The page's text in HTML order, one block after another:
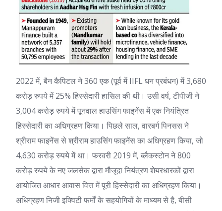
2022 में, बैन कैपिटल ने 360 एक (पूर्व में IIFL धन प्रबंधन) में 3,680
करोड़ रुपये में 25% हिस्सेदारी हासिल की थी। उसी वर्ष, टीपीजी ने
3,004 करोड़ रुपये में पूनवाल हाउसिंग फाइनेंस में एक नियंत्रित
हिस्सेदारी का अधिग्रहण किया। पिछले साल, वारबर्ग पिनसस ने
श्रीराम फाइनेंस से श्रीराम हाउसिंग फाइनेंस का अधिग्रहण किया, जो
4,630 करोड़ रुपये में था। फरवरी 2019 में, ब्लैकस्टोन ने 800
करोड़ रुपये के नए जलसेक द्वारा मौजूदा नियंत्रण शेयरधारकों द्वारा
आयोजित आधार आवास वित्त में पूरी हिस्सेदारी का अधिग्रहण किया।
अधिग्रहण निजी इक्विटी फर्मों के सहयोगियों के माध्यम से है, बीसी